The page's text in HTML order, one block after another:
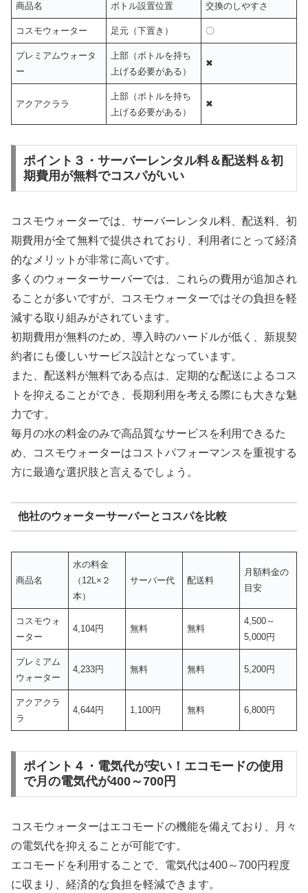
商品名 ボトル設置位置 交換のしやすさ
コスモウォーター 足元（下置き） 〇
プレミアムウォータ
ー
上部（ボトルを持ち
上げる必要がある）
✖
アクアクララ
上部（ボトルを持ち
上げる必要がある）
✖
ポイント３・サーバーレンタル料＆配送料＆初
期費用が無料でコスパがいい
コスモウォーターでは、サーバーレンタル料、配送料、初
期費用が全て無料で提供されており、利用者にとって経済
的なメリットが非常に高いです。
多くのウォーターサーバーでは、これらの費用が追加され
ることが多いですが、コスモウォーターではその負担を軽
減する取り組みがされています。
初期費用が無料のため、導入時のハードルが低く、新規契
約者にも優しいサービス設計となっています。
また、配送料が無料である点は、定期的な配送によるコス
トを抑えることができ、長期利用を考える際にも大きな魅
力です。
毎月の水の料金のみで高品質なサービスを利用できるた
め、コスモウォーターはコストパフォーマンスを重視する
方に最適な選択肢と言えるでしょう。
他社のウォーターサーバーとコスパを比較
商品名
水の料金
（12L×２
本）
サーバー代 配送料
月額料金の
目安
コスモウォ
ーター
4,104円 無料 無料
4,500～
5,000円
プレミアム
ウォーター
4,233円 無料 無料 5,200円
アクアクラ
ラ
4,644円 1,100円 無料 6,800円
ポイント４・電気代が安い！エコモードの使用
で月の電気代が400～700円
コスモウォーターはエコモードの機能を備えており、月々
の電気代を抑えることが可能です。
エコモードを利用することで、電気代は400～700円程度
に収まり、経済的な負担を軽減できます。